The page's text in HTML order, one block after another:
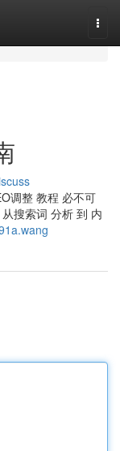
调整 教程 必不可
搜索词 分析 到 内